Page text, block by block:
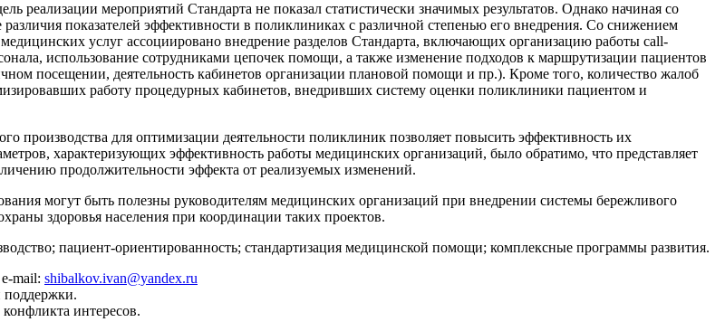
реализации мероприятий Стандарта не показал статистически значимых результатов. Однако начиная со
показателей эффективности в поликлиниках с различной степенью его внедрения. Со снижением
услуг ассоциировано внедрение разделов Стандарта, включающих организацию работы call-
использование сотрудниками цепочек помощи, а также изменение подходов к маршрутизации пациентов
посещении, деятельность кабинетов организации плановой помощи и пр.). Кроме того, количество жалоб
работу процедурных кабинетов, внедривших систему оценки поликлиники пациентом и
производства для оптимизации деятельности поликлиник позволяет повысить эффективность их
характеризующих эффективность работы медицинских организаций, было обратимо, что представляет
продолжительности эффекта от реализуемых изменений.
могут быть полезны руководителям медицинских организаций при внедрении системы бережливого
здоровья населения при координации таких проектов.
пациент-ориентированность; стандартизация медицинской помощи; комплексные программы развития.
mail: shibalkov.ivan@yandex.ru
поддержки.
интересов.